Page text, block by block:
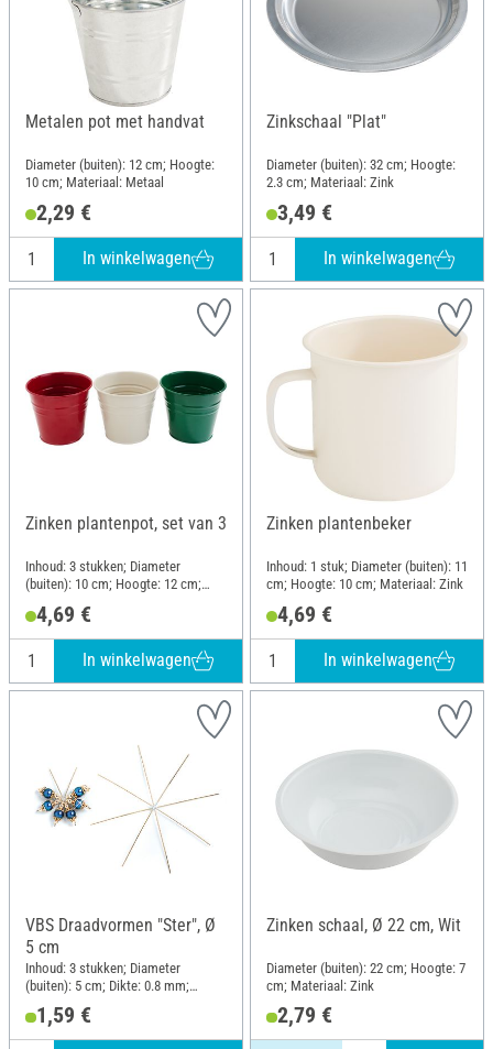
Metalen pot met handvat
Diameter (buiten): 12 cm; Hoogte:
10 cm; Materiaal: Metaal
2,29 €
In winkelwagen
Zinkschaal "Plat"
Diameter (buiten): 32 cm; Hoogte:
2.3 cm; Materiaal: Zink
3,49 €
In winkelwagen
Zinken plantenpot, set van 3
Inhoud: 3 stukken; Diameter
(buiten): 10 cm; Hoogte: 12 cm;
4,69 €
In winkelwagen
Zinken plantenbeker
Inhoud: 1 stuk; Diameter (buiten): 11
cm; Hoogte: 10 cm; Materiaal: Zink
4,69 €
In winkelwagen
VBS Draadvormen "Ster", Ø
5 cm
Inhoud: 3 stukken; Diameter
(buiten): 5 cm; Dikte: 0.8 mm;
Materiaal: Metaal
1,59 €
Zinken schaal, Ø 22 cm, Wit
Diameter (buiten): 22 cm; Hoogte: 7
cm; Materiaal: Zink
2,79 €